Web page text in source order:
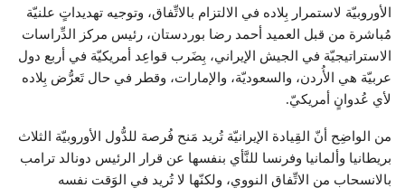
الأوروبيّة لاستمرار بِلاده في الالتزام بالاتِّفاق، وتوجيه تهديداتٍ علنيّة
مُباشرة من قبل العميد أحمد رضا بوردستان، رئيس مركز الدِّراسات
الاستراتيجيّة في الجيش الإيراني، بِضَرب قواعِد أمريكيّة في أربع دول
عربيّة هي الأُردن، والسعوديّة، والإمارات، وقطر في حال تَعرُّض بِلاده
لأي عُدوانٍ أمريكيّ.
من الواضِح أنّ القِيادة الإيرانيّة تُريد مَنح فُرصة للدُّول الأوروبيّة الثلاث
بريطانيا وألمانيا وفرنسا للنَّأي بنفسها عن قرار الرئيس دونالد ترامب
بالانسحاب من الاتِّفاق النووي، ولكنّها لا تُريد في الوَقت نفسه